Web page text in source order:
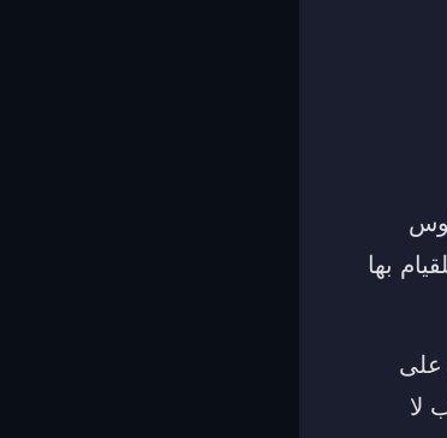
بها
على
لا